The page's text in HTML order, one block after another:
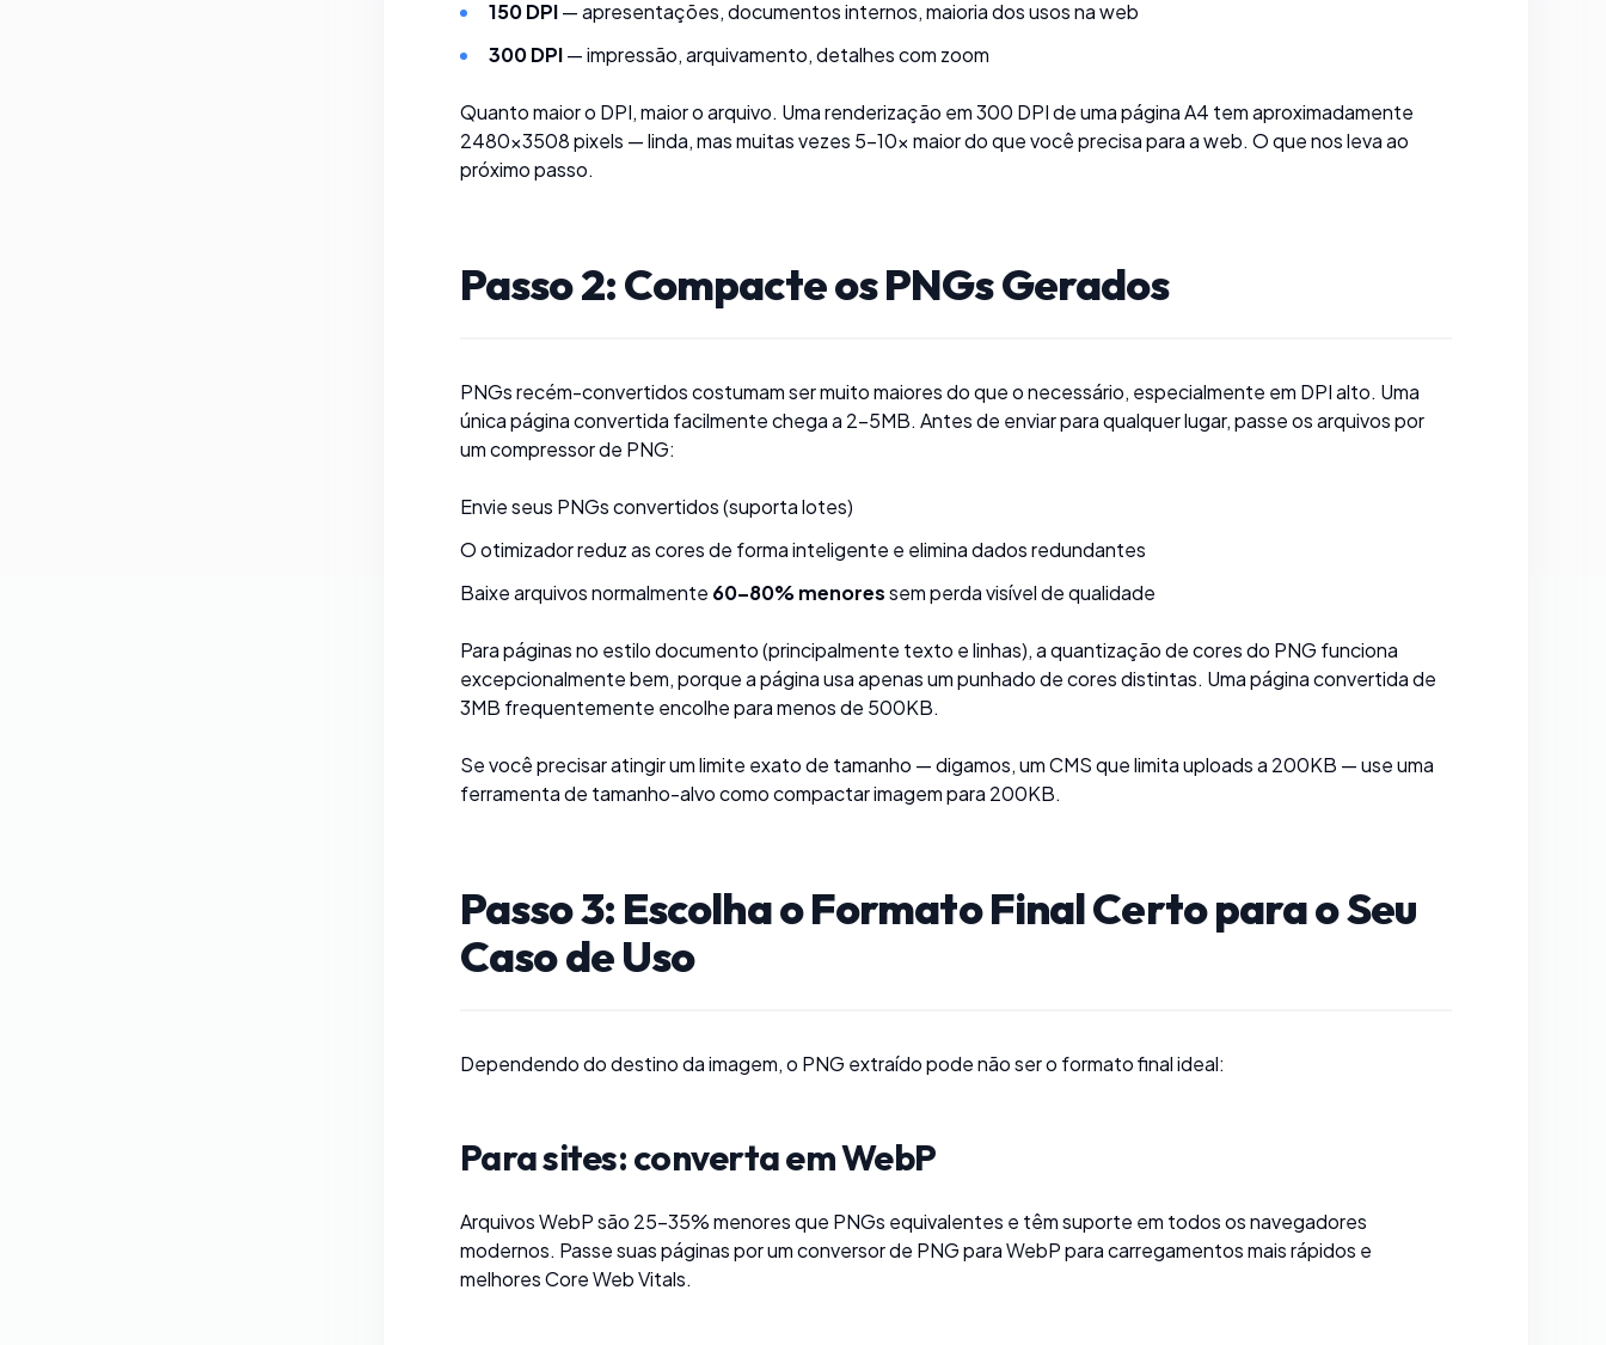
150 DPI— apresentações, documentos internos, maioria dos usos na web
300 DPI— impressão, arquivamento, detalhes com zoom
Quanto maior o DPI, maior o arquivo. Uma renderização em 300 DPI de uma página A4 tem aproximadamente
2480×3508 pixels — linda, mas muitas vezes 5–10× maior do que você precisa para a web. O que nos leva ao
próximo passo.
Passo 2: Compacte os PNGs Gerados
PNGs recém-convertidos costumam ser muito maiores do que o necessário, especialmente em DPI alto. Uma
única página convertida facilmente chega a 2–5MB. Antes de enviar para qualquer lugar, passe os arquivos por
umcompressor de PNG:
Envie seus PNGs convertidos (suporta lotes)
O otimizador reduz as cores de forma inteligente e elimina dados redundantes
Baixe arquivos normalmente 60–80% menoressem perda visível de qualidade
Para páginas no estilo documento (principalmente texto e linhas), a quantização de cores do PNG funciona
excepcionalmente bem, porque a página usa apenas um punhado de cores distintas. Uma página convertida de
3MB frequentemente encolhe para menos de 500KB.
Se você precisar atingir um limite exato de tamanho — digamos, um CMS que limita uploads a 200KB — use uma
ferramenta de tamanho-alvo comocompactar imagem para 200KB.
Passo 3: Escolha o Formato Final Certo para o Seu
Caso de Uso
Dependendo do destino da imagem, o PNG extraído pode não ser o formato final ideal:
Para sites: converta em WebP
Arquivos WebP são 25–35% menores que PNGs equivalentes e têm suporte em todos os navegadores
modernos. Passe suas páginas por umconversor de PNG para WebPpara carregamentos mais rápidos e
melhores Core Web Vitals.